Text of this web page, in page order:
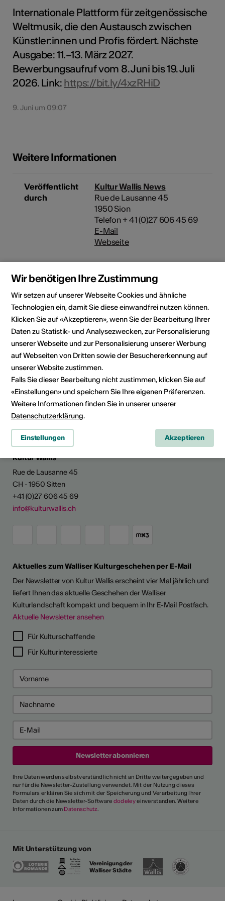
Internationale Plattform für zeitgenössische
Weltmusik, die den Austausch zwischen
Künstler:innen und Profis fördert. Nächste
Ausgabe: 11.–13. März 2027.
Bewerbungsaufruf vom 8. Juni bis 19. Juli
2026. Link: https://bit.ly/4xzRHiD
9. Juni um 09:07
Weitere Informationen
Veröffentlicht
durch
Kultur Wallis News
Rue de Lausanne 45
1950 Sion
Telefon + 41 (0)27 606 45 69
E-Mail
Webseite
Rubrik
Kulturbereich
Musik
Kategorie
Wettbewerbe /
Ausschreibungen
News teilen
Kultur Wallis
Rue de Lausanne 45
CH - 1950 Sitten
+41 (0)27 606 45 69
info@kulturwallis.ch
Aktuelles zum Walliser Kulturgeschehen per E-Mail
Der Newsletter von Kultur Wallis erscheint vier Mal jährlich und
liefert Ihnen das aktuelle Geschehen der Walliser
Kulturlandschaft kompakt und bequem in Ihr E-Mail Postfach.
Aktuelle Newsletter ansehen
Für Kulturschaffende
Für Kulturinteressierte
Ihre Daten werden selbstverständlich nicht an Dritte weitergegeben und
nur für die Newsletter-Zustellung verwendet. Mit der Nutzung dieses
Formulars erklären Sie sich mit der Speicherung und Verarbeitung Ihrer
Daten durch die Newsletter-Software dodeleyeinverstanden. Weitere
Informationen zum Datenschutz.
Mit Unterstützung von
Vereinigung der
Walliser Städte
Wir benötigen Ihre Zustimmung
Wir setzen auf unserer Webseite Cookies und ähnliche
Technologien ein, damit Sie diese einwandfrei nutzen können.
Klicken Sie auf «Akzeptieren», wenn Sie der Bearbeitung Ihrer
Daten zu Statistik- und Analysezwecken, zur Personalisierung
unserer Webseite und zur Personalisierung unserer Werbung
auf Webseiten von Dritten sowie der Besuchererkennung auf
unserer Website zustimmen.
Falls Sie dieser Bearbeitung nicht zustimmen, klicken Sie auf
«Einstellungen» und speichern Sie Ihre eigenen Präferenzen.
Weitere Informationen finden Sie in unserer unserer
Datenschutzerklärung.
Einstellungen Akzeptieren